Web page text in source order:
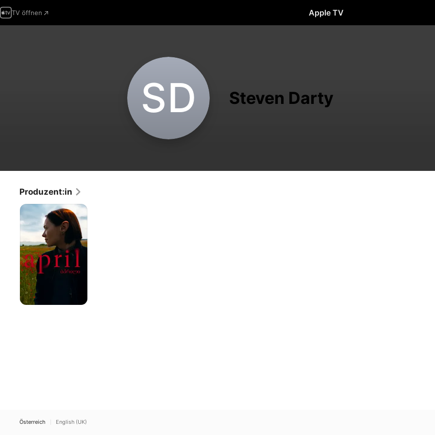
TV öffnen Apple TV
S‌D Steven Darty
Produzent:in
April
Österreich English (UK)